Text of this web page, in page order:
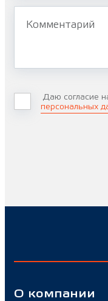
Комментарий
Даю согласие
персональных
О компании